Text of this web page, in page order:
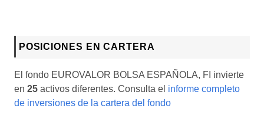
POSICIONES EN CARTERA
El fondo EUROVALOR BOLSA ESPAÑOLA, FI invierte
en 25 activos diferentes. Consulta el informe completo
de inversiones de la cartera del fondo